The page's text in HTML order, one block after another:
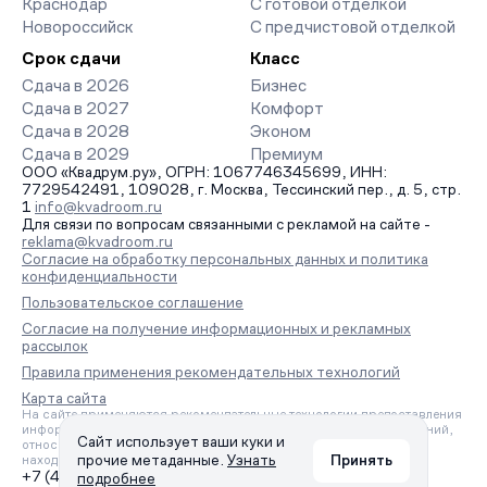
Краснодар
Новороссийск
С готовой отделкой
С предчистовой отделкой
Срок сдачи
Сдача в 2026
Сдача в 2027
Сдача в 2028
Сдача в 2029
Класс
Бизнес
Комфорт
Эконом
Премиум
ООО «Квадрум.ру», ОГРН: 1067746345699, ИНН:
7729542491, 109028, г. Москва, Тессинский пер., д. 5, стр.
1 info@kvadroom.ru
Для связи по вопросам связанными с рекламой на сайте -
reklama@kvadroom.ru
Согласие на обработку персональных данных и политика
конфиденциальности
Пользовательское соглашение
Согласие на получение информационных и рекламных
рассылок
Правила применения рекомендательных технологий
Карта сайта
На сайте применяются рекомендательные технологии предоставления
информации на основе сбора, систематизации и анализа сведений,
относящихся к предпочтениям пользователей сети «Интернет»,
находящихся на территории Российской Федерации.
+7 (495) 157-88-80
Сайт использует ваши куки и
прочие метаданные. Узнать
подробнее
Принять